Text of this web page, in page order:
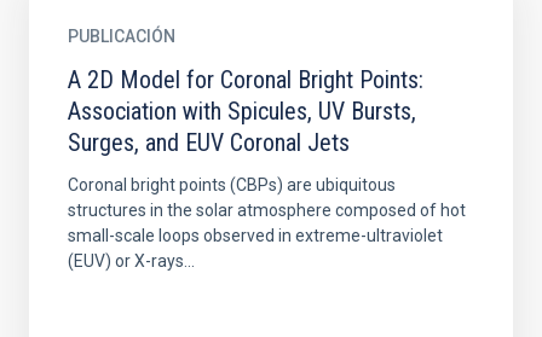
PUBLICACIÓN
A 2D Model for Coronal Bright Points:
Association with Spicules, UV Bursts,
Surges, and EUV Coronal Jets
Coronal bright points (CBPs) are ubiquitous
structures in the solar atmosphere composed of hot
small-scale loops observed in extreme-ultraviolet
(EUV) or X-rays...